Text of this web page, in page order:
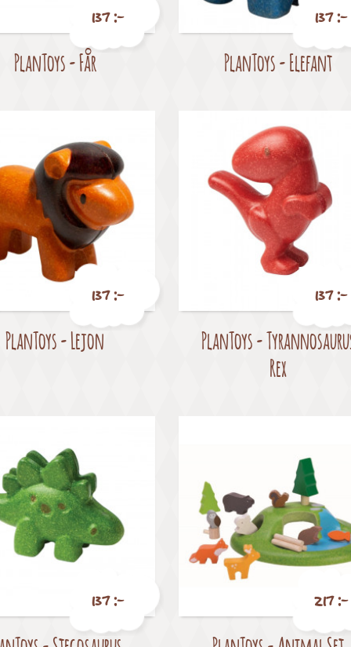
Pris
137 :-
PlanToys - Får Pris
137 :-
PlanToys - Elefant
Pris
137 :-
PlanToys - Lejon Pris
137 :-
PlanToys -
Rex
Pris
137 :-
Pris
217 :-